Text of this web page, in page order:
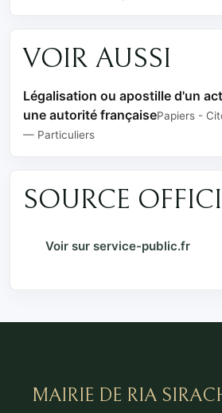
VOIR AUSSI
Légalisation ou apostille d'un
une autorité françaisePapiers -
— Particuliers
SOURCE
Voir sur service-public.fr
MAIRIE DE RIA